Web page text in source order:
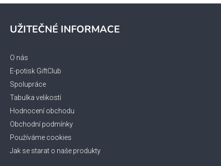
UŽITEČNÉ INFORMACE
O nás
E-potisk GiftClub
Spolupráce
Tabulka velikostí
Hodnocení obchodu
Obchodní podmínky
Používáme cookies
Jak se starat o naše produkty